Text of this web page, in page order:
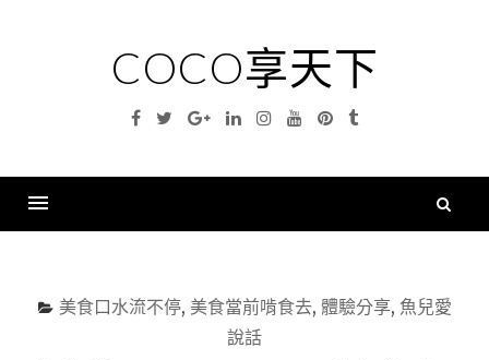
COCO享天下
Facebook
TwitterGoogleLinkedinInstagramYouTubePinterest
Tumblr
美食口水流不停, 美食當前啃食去, 體驗分享, 魚兒愛
說話